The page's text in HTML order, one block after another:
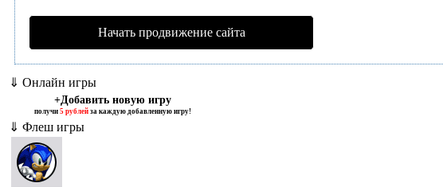
Начать продвижение сайта
⇓ Онлайн игры
+Добавить новую игру
получи 5 рублейза каждую добавленную игру!
⇓ Флеш игры